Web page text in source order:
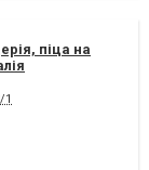
піца на
1